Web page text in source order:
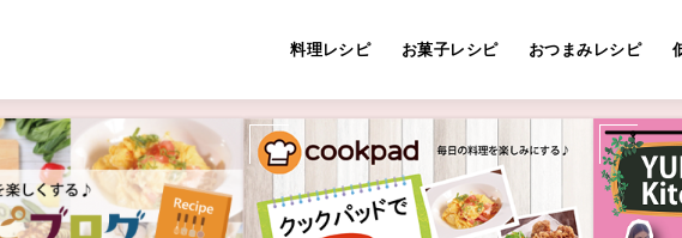
料理レシピ お菓子レシピ おつまみレシピ